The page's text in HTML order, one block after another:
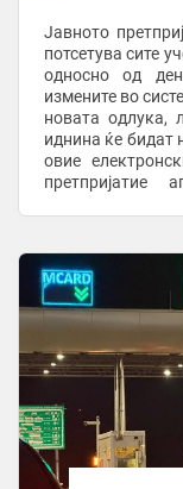
Јавното
потсетува сите
односно од
измените во
новата одлука,
иднина ќе бидат
овие
претпријатие